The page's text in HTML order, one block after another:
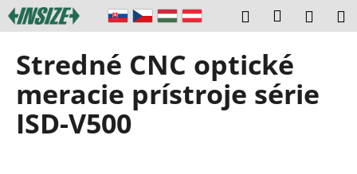
Prejsť
na
obsah
Hľadať
Stredné CNC optické
meracie prístroje série
ISD-V500
K
o
Č
o
p